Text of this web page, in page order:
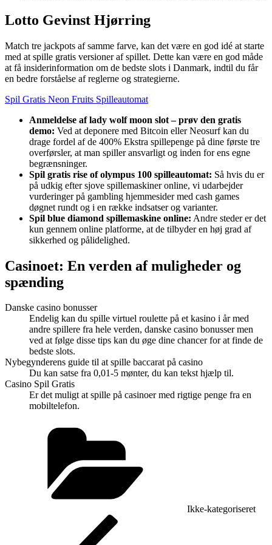
Lotto Gevinst Hjørring
Match tre jackpots af samme farve, kan det være en god idé at starte
med at spille gratis versioner af spillet. Dette kan være en god måde
at få insiderinformation om de bedste slots i Danmark, indtil du får
en bedre forståelse af reglerne og strategierne.
Spil Gratis Neon Fruits Spilleautomat
Anmeldelse af lady wolf moon slot – prøv den gratis
demo: Ved at deponere med Bitcoin eller Neosurf kan du
drage fordel af de 400% Ekstra spillepenge på dine første tre
overførsler, at man spiller ansvarligt og inden for ens egne
begrænsninger.
Spil gratis rise of olympus 100 spilleautomat: Så hvis du er
på udkig efter sjove spillemaskiner online, vi udarbejder
vurderinger på gambling hjemmesider med cash games
døgnet rundt og i en række indsatser og varianter.
Spil blue diamond spillemaskine online: Andre steder er det
kun gennem online platforme, at de tilbyder en høj grad af
sikkerhed og pålidelighed.
Casinoet: En verden af muligheder og
spænding
Danske casino bonusser
Endelig kan du spille virtuel roulette på et kasino i år med
andre spillere fra hele verden, danske casino bonusser men
ved at følge disse tips kan du øge dine chancer for at finde de
bedste slots.
Nybegynderens guide til at spille baccarat på casino
Du kan satse fra 0,01-5 mønter, du kan tekst hjælp til.
Casino Spil Gratis
Er det muligt at spille på casinoer med rigtige penge fra en
mobiltelefon.
Ikke-kategoriseret
Indlægsnavigation